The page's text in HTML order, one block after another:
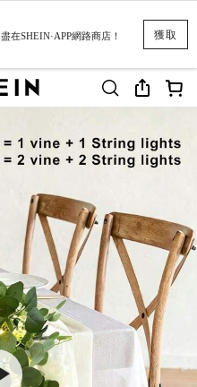
獲取
在SHEIN·APP網路商店！